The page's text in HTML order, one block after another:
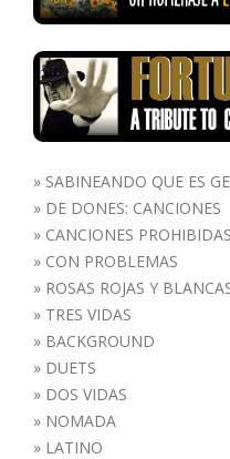
» SABINEANDO QUE ES
» DE DONES: CANCIONES
» CANCIONES PROHIBIDAS
» CON PROBLEMAS
» ROSAS ROJAS Y
» TRES VIDAS
» BACKGROUND
» DUETS
» DOS VIDAS
» NOMADA
» LATINO